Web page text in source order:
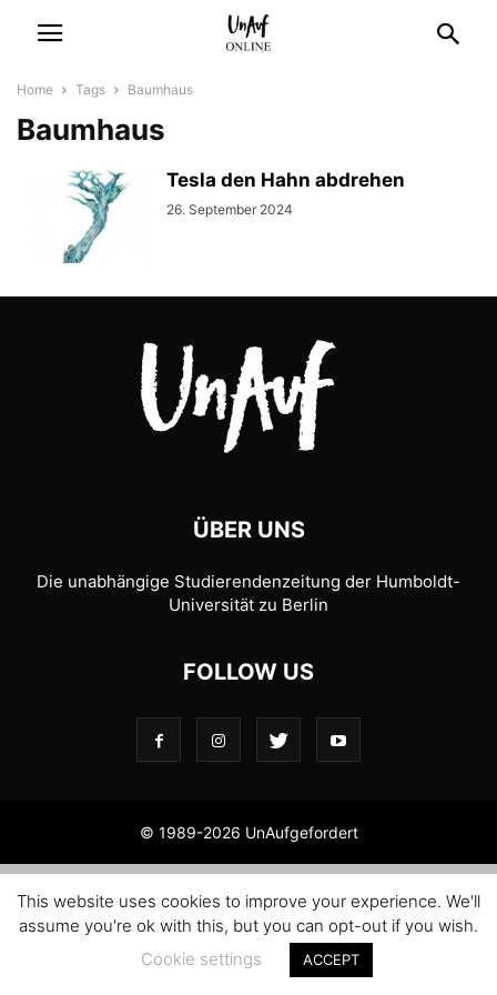
Home Tags Baumhaus
Baumhaus
Tesla den Hahn abdrehen
26. September 2024
ÜBER UNS
Die unabhängige Studierendenzeitung der Humboldt-
Universität zu Berlin
FOLLOW US
© 1989-2026 UnAufgefordert
This website uses cookies to improve your experience. We'll
assume you're ok with this, but you can opt-out if you wish.
Cookie settings
ACCEPT